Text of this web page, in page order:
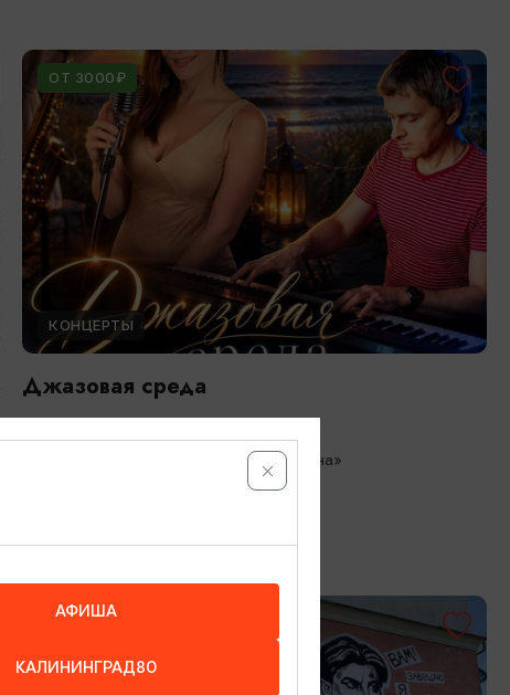
ОТ 3000₽
КОНЦЕРТЫ
Джазовая среда
Зеленоградск, Кафе «Соленая ворона»
АФИША
КАЛИНИНГРАД80